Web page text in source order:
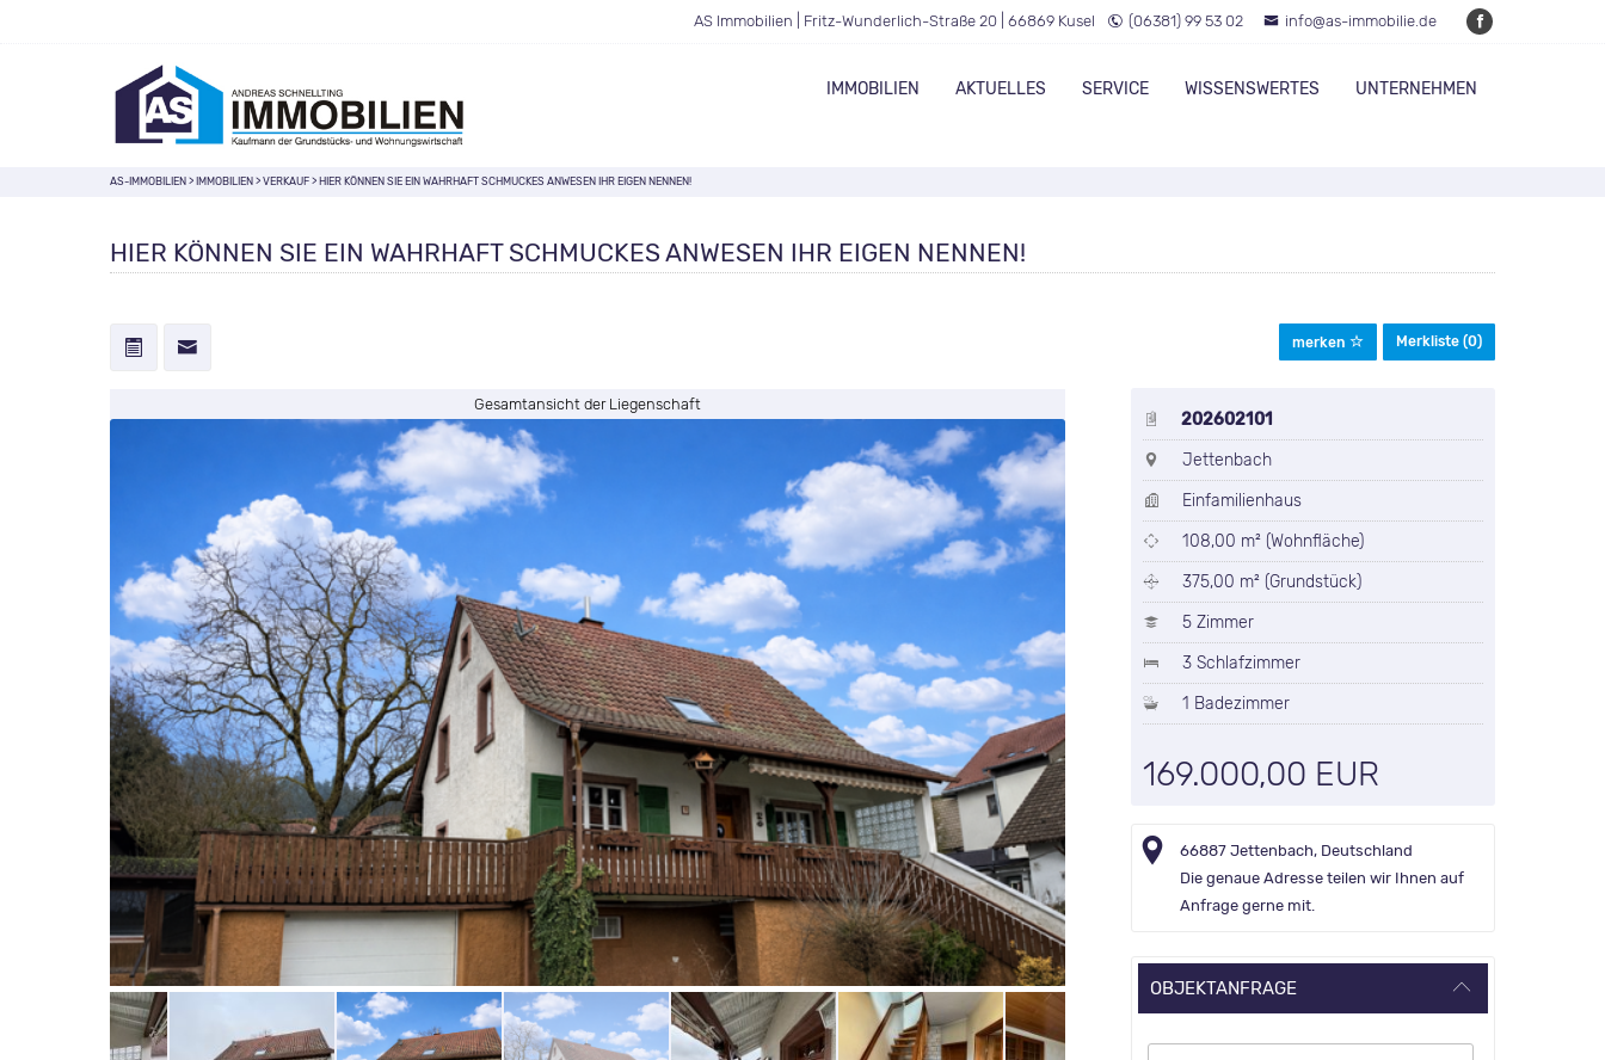
AS Immobilien | Fritz-Wunderlich-Straße 20 | 66869 Kusel (06381) 99 53 02 info@as-immobilie.de
IMMOBILIEN AKTUELLES SERVICE WISSENSWERTES UNTERNEHMEN
AS-IMMOBILIEN > IMMOBILIEN > VERKAUF > HIER KÖNNEN SIE EIN WAHRHAFT SCHMUCKES ANWESEN IHR EIGEN NENNEN!
HIER KÖNNEN SIE EIN WAHRHAFT SCHMUCKES ANWESEN IHR EIGEN NENNEN!
Gesamtansicht der Liegenschaft
Merkliste (0)
merken
202602101
Jettenbach
Einfamilienhaus
108,00 m² (Wohnfläche)
375,00 m² (Grundstück)
5 Zimmer
3 Schlafzimmer
1 Badezimmer
169.000,00 EUR
66887 Jettenbach, Deutschland
Die genaue Adresse teilen wir Ihnen auf
Anfrage gerne mit.
OBJEKTANFRAGE